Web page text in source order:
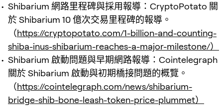
Shibarium 網路里程碑與採用報導：CryptoPotato 關
於 Shibarium 10 億次交易里程碑的報導。
（https://cryptopotato.com/1-billion-and-counting-
shiba-inus-shibarium-reaches-a-major-milestone/）
Shibarium 啟動問題與早期網路報導：Cointelegraph
關於 Shibarium 啟動與初期橋接問題的概覽。
（https://cointelegraph.com/news/shibarium-
bridge-shib-bone-leash-token-price-plummet）